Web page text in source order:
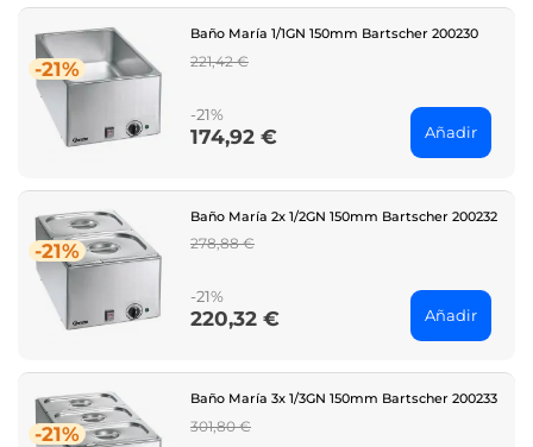
-21%
Baño María 1/1GN 150mm Bartscher 200230
Regular
221,42 €
-21%
Price
174,92 € Añadir
-21%
Baño María 2x 1/2GN 150mm Bartscher 200232
Regular
278,88 €
-21%
Price
220,32 € Añadir
-21%
Baño María 3x 1/3GN 150mm Bartscher 200233
Regular
301,80 €